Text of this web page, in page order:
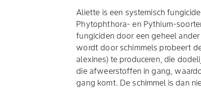
Aliette is een systemisch
Phytophthora- en Pythium-
fungiciden door een geheel
wordt door schimmels probeert
alexines) te produceren, die
die afweerstoffen in gang,
gang komt. De schimmel is dan